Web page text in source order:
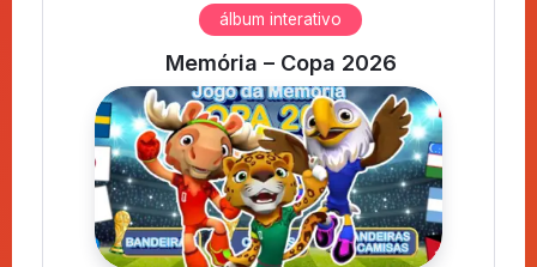
álbum interativo
Memória – Copa 2026